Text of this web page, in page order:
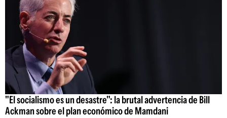
"El socialismo es un desastre": la brutal advertencia de Bill
Ackman sobre el plan económico de Mamdani